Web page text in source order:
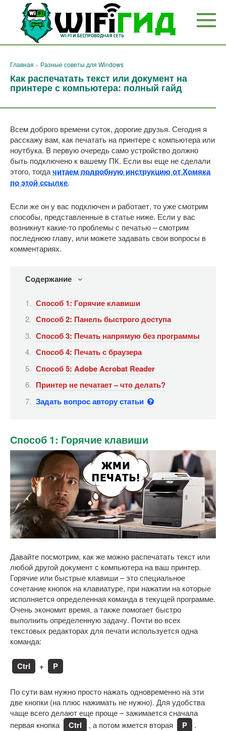
Перейти
контенту
Главная » Разные советы для Windows
Как распечатать текст или документ на
принтере с компьютера: полный гайд
Всем доброго времени суток, дорогие друзья. Сегодня я
расскажу вам, как печатать на принтере с компьютера или
ноутбука. В первую очередь само устройство должно
быть подключено к вашему ПК. Если вы еще не сделали
этого, тогдачитаем подробную инструкцию от Хомяка
по этой ссылке.
Если же он у вас подключен и работает, то уже смотрим
способы, представленные в статье ниже. Если у вас
возникнут какие-то проблемы с печатью – смотрим
последнюю главу, или можете задавать свои вопросы в
комментариях.
Содержание
Способ 1: Горячие клавиши
Способ 2: Панель быстрого доступа
Способ 3: Печать напрямую без программы
Способ 4: Печать с браузера
Способ 5: Adobe Acrobat Reader
Принтер не печатает – что делать?
Задать вопрос автору статьи
Способ 1: Горячие клавиши
Давайте посмотрим, как же можно распечатать текст или
любой другой документ с компьютера на ваш принтер.
Горячие или быстрые клавиши – это специальное
сочетание кнопок на клавиатуре, при нажатии на которые
исполняется определенная команда в текущей программе.
Очень экономит время, а также помогает быстро
выполнить определенную задачу. Почти во всех
текстовых редакторах для печати используется одна
команда:
Ctrl + P
По сути вам нужно просто нажать одновременно на эти
две кнопки (на плюс нажимать не нужно). Для удобства
чаще всего делают еще проще – зажимается сначала
первая кнопка
Ctrl , а потом жмется вторая P
.